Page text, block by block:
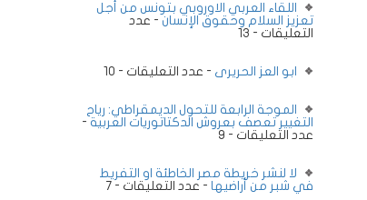
اللقاء العربي الاوروبي بتونس من أجل
تعزيز السلام وحقوق الإنسان - عدد
التعليقات - 13
ابو العز الحريرى - عدد التعليقات - 10
الموجة الرابعة للتحول الديمقراطي: رياح
التغيير تعصف بعروش الدكتاتوريات العربية -
عدد التعليقات - 9
لا لنشر خريطة مصر الخاطئة او التفريط
في شبر من أراضيها - عدد التعليقات - 7